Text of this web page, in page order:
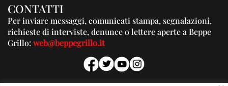
CONTATTI
Per inviare messaggi, comunicati stampa, segnalazioni,
richieste di interviste, denunce o lettere aperte a Beppe
Grillo:web@beppegrillo.it